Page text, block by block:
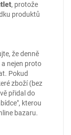
, protože
produktů
že denně
nejen proto
Pokud
zboží (bez
přidal do
, kterou
bazaru.